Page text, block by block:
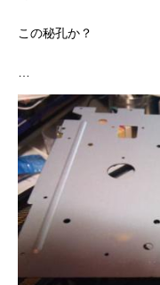
この秘孔か？